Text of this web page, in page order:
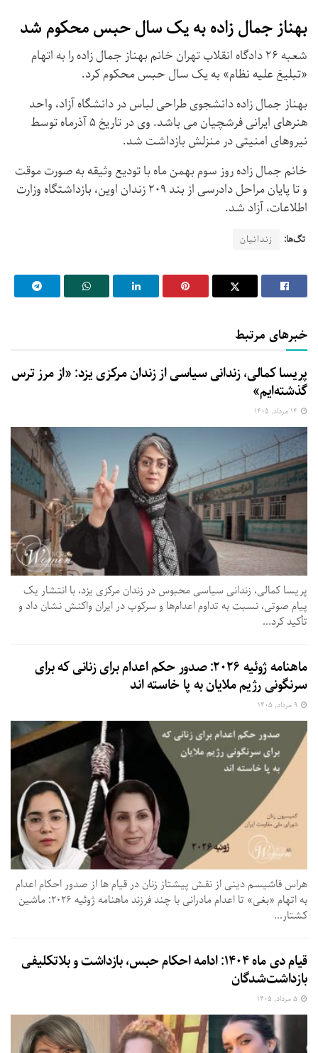
بهناز جمال زاده به یک سال حبس محکوم شد
شعبه ۲۶ دادگاه انقلاب تهران خانم بهناز جمال زاده را به اتهام
«تبلیغ علیه نظام» به یک سال حبس محکوم کرد.
بهناز جمال زاده دانشجوی طراحی لباس در دانشگاه آزاد، واحد
هنرهای ایرانی فرشچیان می باشد. وی در تاریخ ۵ آذرماه توسط
نیروهای امنیتی در منزلش بازداشت شد.
خانم جمال زاده روز سوم بهمن ماه با تودیع وثیقه به صورت موقت
و تا پایان مراحل دادرسی از بند ۲۰۹ زندان اوین، بازداشتگاه وزارت
اطلاعات، آزاد شد.
تگ‌ها: زندانیان
خبرهای مرتبط
پریسا کمالی، زندانی سیاسی از زندان مرکزی یزد: «از مرز ترس
گذشته‌ایم»
پریسا کمالی، زندانی سیاسی محبوس در زندان مرکزی یزد، با انتشار یک
پیام صوتی، نسبت به تداوم اعدام‌ها و سرکوب در ایران واکنش نشان داد و
تأکید کرد...
ماهنامه ژوئیه ۲۰۲۶: صدور حکم اعدام برای زنانی که برای
سرنگونی رژیم ملایان به پا خاسته اند
هراس فاشیسم دینی از نقش پیشتاز زنان در قیام ها از صدور احکام اعدام
به اتهام «بغی» تا اعدام مادرانی با چند فرزند ماهنامه ژوئیه ۲۰۲۶: ماشین
کشتار...
قیام دی ماه ۱۴۰۴: ادامه احکام حبس، بازداشت و بلاتکلیفی
بازداشت‌شدگان